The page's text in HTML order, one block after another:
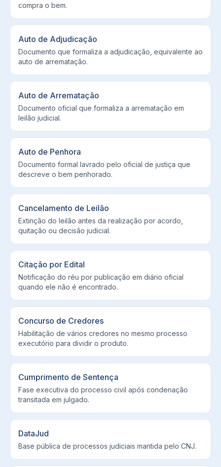
compra o bem.
Auto de Adjudicação
Documento que formaliza a adjudicação, equivalente ao
auto de arrematação.
Auto de Arrematação
Documento oficial que formaliza a arrematação em
leilão judicial.
Auto de Penhora
Documento formal lavrado pelo oficial de justiça que
descreve o bem penhorado.
Cancelamento de Leilão
Extinção do leilão antes da realização por acordo,
quitação ou decisão judicial.
Citação por Edital
Notificação do réu por publicação em diário oficial
quando ele não é encontrado.
Concurso de Credores
Habilitação de vários credores no mesmo processo
executório para dividir o produto.
Cumprimento de Sentença
Fase executiva do processo civil após condenação
transitada em julgado.
DataJud
Base pública de processos judiciais mantida pelo CNJ.